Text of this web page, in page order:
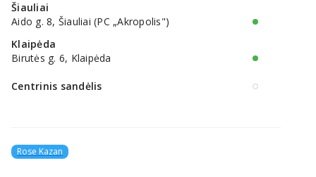
Šiauliai
Aido g. 8, Šiauliai (PC „Akropolis")
Klaipėda
Birutės g. 6, Klaipėda
Centrinis sandėlis
Rose Kazan